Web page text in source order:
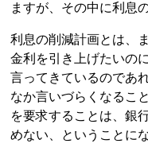
ますが、その中に利息
利息の削減計画とは、
金利を引き上げたいの
言ってきているのであ
なか言いづらくなるこ
を要求することは、銀
めない、ということに